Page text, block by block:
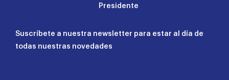
Presidente
Suscríbete a nuestra newsletter para estar al día de
todas nuestras novedades